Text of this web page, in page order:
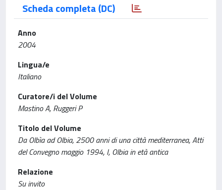
Scheda completa (DC)
Anno
2004
Lingua/e
Italiano
Curatore/i del Volume
Mastino A, Ruggeri P
Titolo del Volume
Da Olbìa ad Olbia, 2500 anni di una città mediterranea, Atti
del Convegno maggio 1994, I, Olbia in età antica
Relazione
Su invito